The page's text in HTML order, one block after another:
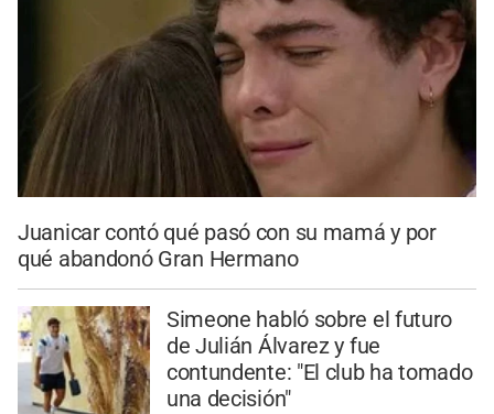
Juanicar contó qué pasó con su mamá y por
qué abandonó Gran Hermano
Simeone habló sobre el futuro
de Julián Álvarez y fue
contundente: "El club ha tomado
una decisión"